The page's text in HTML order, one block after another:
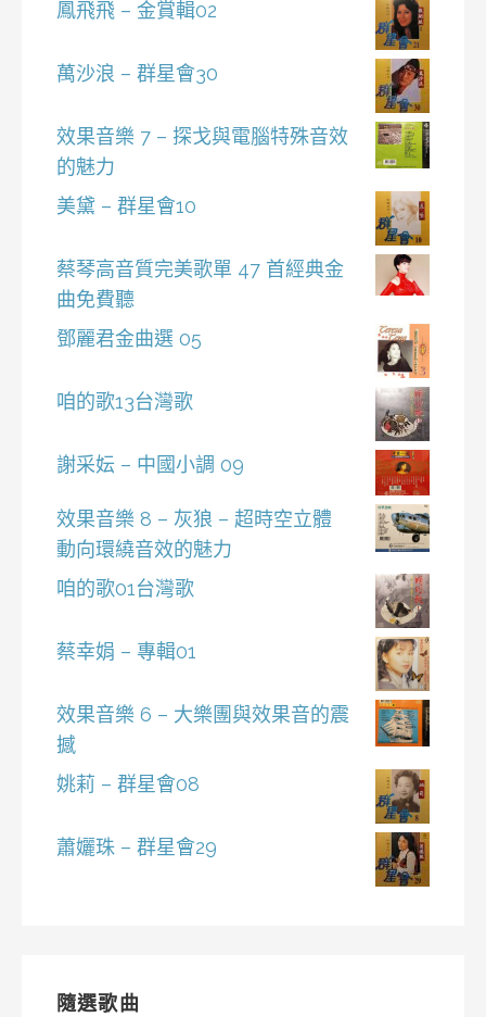
鳳飛飛 – 金賞輯02
萬沙浪 – 群星會30
效果音樂 7 – 探戈與電腦特殊音效
的魅力
美黛 – 群星會10
蔡琴高音質完美歌單 47 首經典金
曲免費聽
鄧麗君金曲選 05
咱的歌13台灣歌
謝采妘 – 中國小調 09
效果音樂 8 – 灰狼 – 超時空立體
動向環繞音效的魅力
咱的歌01台灣歌
蔡幸娟 – 專輯01
效果音樂 6 – 大樂團與效果音的震
撼
姚莉 – 群星會08
蕭孋珠 – 群星會29
隨選歌曲